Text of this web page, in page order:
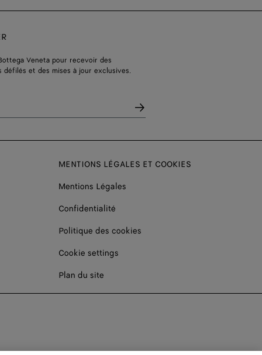
Veneta pour recevoir des
et des mises à jour exclusives.
MENTIONS LÉGALES ET COOKIES
Mentions Légales
Confidentialité
Politique des cookies
Cookie settings
Plan du site